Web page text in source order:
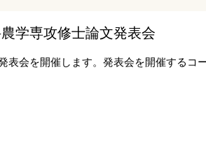
学専攻修士論文発表会
会を開催します。発表会を開催するコ